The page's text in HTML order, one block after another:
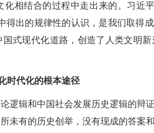
相结合的过程中走出来的。习近
得出的规律性的认识，是我们取得
式现代化道路，创造了人类文明
时代化的根本途径
逻辑和中国社会发展历史逻辑的辩
未有的历史创举，没有现成的答案